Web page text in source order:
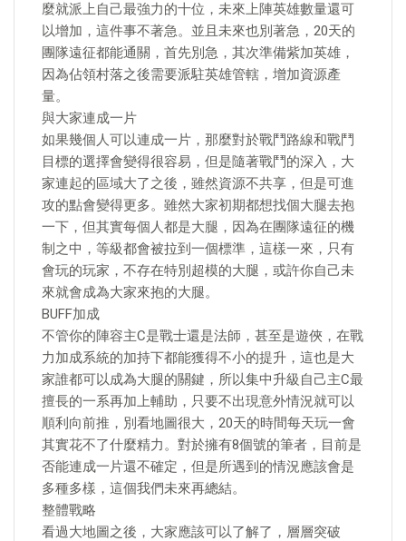
麼就派上自己最強力的十位，未來上陣英雄數量還可
以增加，這件事不著急。並且未來也別著急，20天的
團隊遠征都能通關，首先別急，其次準備紫加英雄，
因為佔領村落之後需要派駐英雄管轄，增加資源產
量。
與大家連成一片
如果幾個人可以連成一片，那麼對於戰鬥路線和戰鬥
目標的選擇會變得很容易，但是隨著戰鬥的深入，大
家連起的區域大了之後，雖然資源不共享，但是可進
攻的點會變得更多。雖然大家初期都想找個大腿去抱
一下，但其實每個人都是大腿，因為在團隊遠征的機
制之中，等級都會被拉到一個標準，這樣一來，只有
會玩的玩家，不存在特別超模的大腿，或許你自己未
來就會成為大家來抱的大腿。
BUFF加成
不管你的陣容主C是戰士還是法師，甚至是遊俠，在戰
力加成系統的加持下都能獲得不小的提升，這也是大
家誰都可以成為大腿的關鍵，所以集中升級自己主C最
擅長的一系再加上輔助，只要不出現意外情況就可以
順利向前推，別看地圖很大，20天的時間每天玩一會
其實花不了什麼精力。對於擁有8個號的筆者，目前是
否能連成一片還不確定，但是所遇到的情況應該會是
多種多樣，這個我們未來再總結。
整體戰略
看過大地圖之後，大家應該可以了解了，層層突破